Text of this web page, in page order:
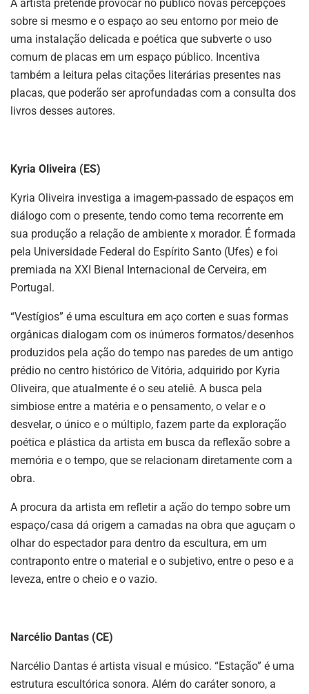
A artista pretende provocar no público novas percepções
sobre si mesmo e o espaço ao seu entorno por meio de
uma instalação delicada e poética que subverte o uso
comum de placas em um espaço público. Incentiva
também a leitura pelas citações literárias presentes nas
placas, que poderão ser aprofundadas com a consulta dos
livros desses autores.
Kyria Oliveira (ES)
Kyria Oliveira investiga a imagem-passado de espaços em
diálogo com o presente, tendo como tema recorrente em
sua produção a relação de ambiente x morador. É formada
pela Universidade Federal do Espírito Santo (Ufes) e foi
premiada na XXI Bienal Internacional de Cerveira, em
Portugal.
“Vestígios” é uma escultura em aço corten e suas formas
orgânicas dialogam com os inúmeros formatos/desenhos
produzidos pela ação do tempo nas paredes de um antigo
prédio no centro histórico de Vitória, adquirido por Kyria
Oliveira, que atualmente é o seu ateliê. A busca pela
simbiose entre a matéria e o pensamento, o velar e o
desvelar, o único e o múltiplo, fazem parte da exploração
poética e plástica da artista em busca da reflexão sobre a
memória e o tempo, que se relacionam diretamente com a
obra.
A procura da artista em refletir a ação do tempo sobre um
espaço/casa dá origem a camadas na obra que aguçam o
olhar do espectador para dentro da escultura, em um
contraponto entre o material e o subjetivo, entre o peso e a
leveza, entre o cheio e o vazio.
Narcélio Dantas (CE)
Narcélio Dantas é artista visual e músico. “Estação” é uma
estrutura escultórica sonora. Além do caráter sonoro, a